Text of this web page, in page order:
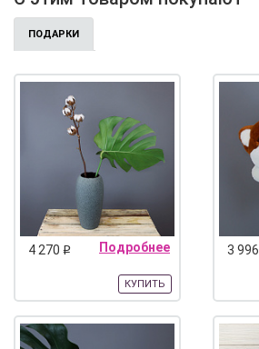
ПОДАРКИ
4 270 q Подробнее
КУПИТЬ
3 996